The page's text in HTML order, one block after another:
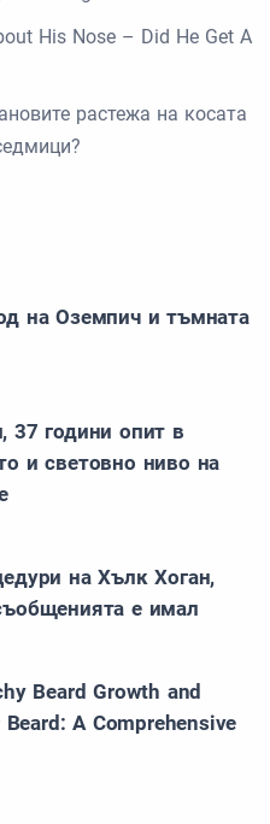
His Nose – Did He Get A
растежа на косата
на Оземпич и тъмната
37 години опит в
и световно ниво на
на Хълк Хоган,
е имал
Beard Growth and
A Comprehensive